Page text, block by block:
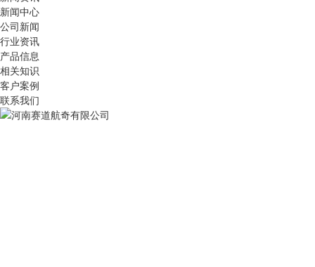
新闻中心
公司新闻
行业资讯
产品信息
相关知识
客户案例
联系我们